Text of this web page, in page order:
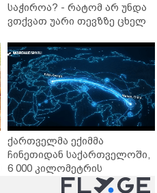
საჭიროა? - რატომ არ უნდა
ვთქვათ უარი თევზზე ცხელ
ქართველმა ექიმმა
ჩინეთიდან საქართველოში,
6 000 კილომეტრის
დაშორებით,